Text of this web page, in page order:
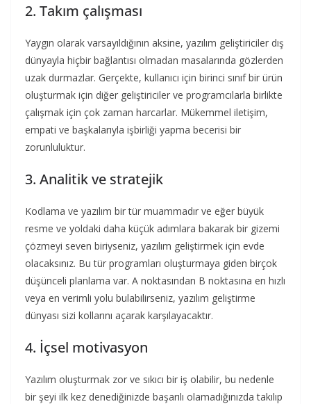
2. Takım çalışması
Yaygın olarak varsayıldığının aksine, yazılım geliştiriciler dış
dünyayla hiçbir bağlantısı olmadan masalarında gözlerden
uzak durmazlar. Gerçekte, kullanıcı için birinci sınıf bir ürün
oluşturmak için diğer geliştiriciler ve programcılarla birlikte
çalışmak için çok zaman harcarlar. Mükemmel iletişim,
empati ve başkalarıyla işbirliği yapma becerisi bir
zorunluluktur.
3. Analitik ve stratejik
Kodlama ve yazılım bir tür muammadır ve eğer büyük
resme ve yoldaki daha küçük adımlara bakarak bir gizemi
çözmeyi seven biriyseniz, yazılım geliştirmek için evde
olacaksınız. Bu tür programları oluşturmaya giden birçok
düşünceli planlama var. A noktasından B noktasına en hızlı
veya en verimli yolu bulabilirseniz, yazılım geliştirme
dünyası sizi kollarını açarak karşılayacaktır.
4. İçsel motivasyon
Yazılım oluşturmak zor ve sıkıcı bir iş olabilir, bu nedenle
bir şeyi ilk kez denediğinizde başarılı olamadığınızda takılıp